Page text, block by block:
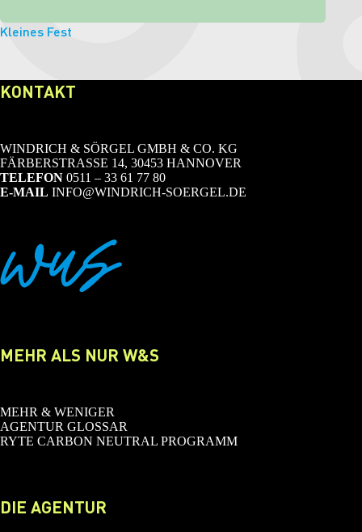
Kleines Fest
KONTAKT
WINDRICH & SÖRGEL GMBH & CO. KG
FÄRBERSTRASSE 14, 30453 HANNOVER
TELEFON 0511 – 33 61 77 80
E-MAIL INFO@WINDRICH-SOERGEL.DE
MEHR ALS NUR W&S
MEHR & WENIGER
AGENTUR GLOSSAR
RYTE CARBON NEUTRAL PROGRAMM
DIE AGENTUR